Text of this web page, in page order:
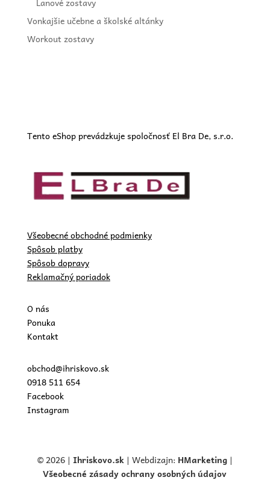
Vonkajšie učebne a školské altánky
Workout zostavy
Tento eShop prevádzkuje spoločnosť El Bra De, s.r.o.
Všeobecné obchodné podmienky
Spôsob platby
Spôsob dopravy
Reklamačný poriadok
O nás
Ponuka
Kontakt
obchod@ihriskovo.sk
0918 511 654
Facebook
Instagram
© 2026 | Ihriskovo.sk| Webdizajn: HMarketing |
Všeobecné zásady ochrany osobných údajov